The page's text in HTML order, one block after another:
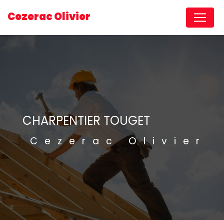
Cezerac Olivier
CHARPENTIER TOUGET
Cezerac Olivier